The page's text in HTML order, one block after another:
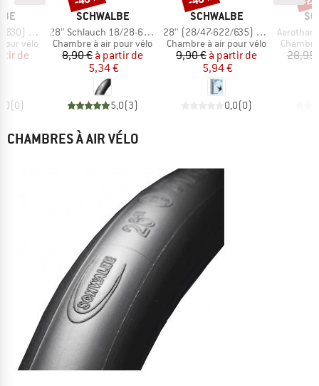
vélo
réduit
de
(0)
MARQUE
SCHWALBE
Article
28'' Schlauch 18/28-622 22/25-630 SV 15
Product group
Chambre à air pour vélo
Prix
8,90 € Prix réduit
à partir de
5,34 €
5,0(3)
MARQUE
SCHWALBE
Article
28'' (28/47-622/635) SCV17
Product group
Chambre à air pour vélo
Prix
9,90 € Prix réduit
à partir de
5,94 €
0,0(0)
Article
Aerothan
Product
28,95
CHAMBRES À AIR VÉLO